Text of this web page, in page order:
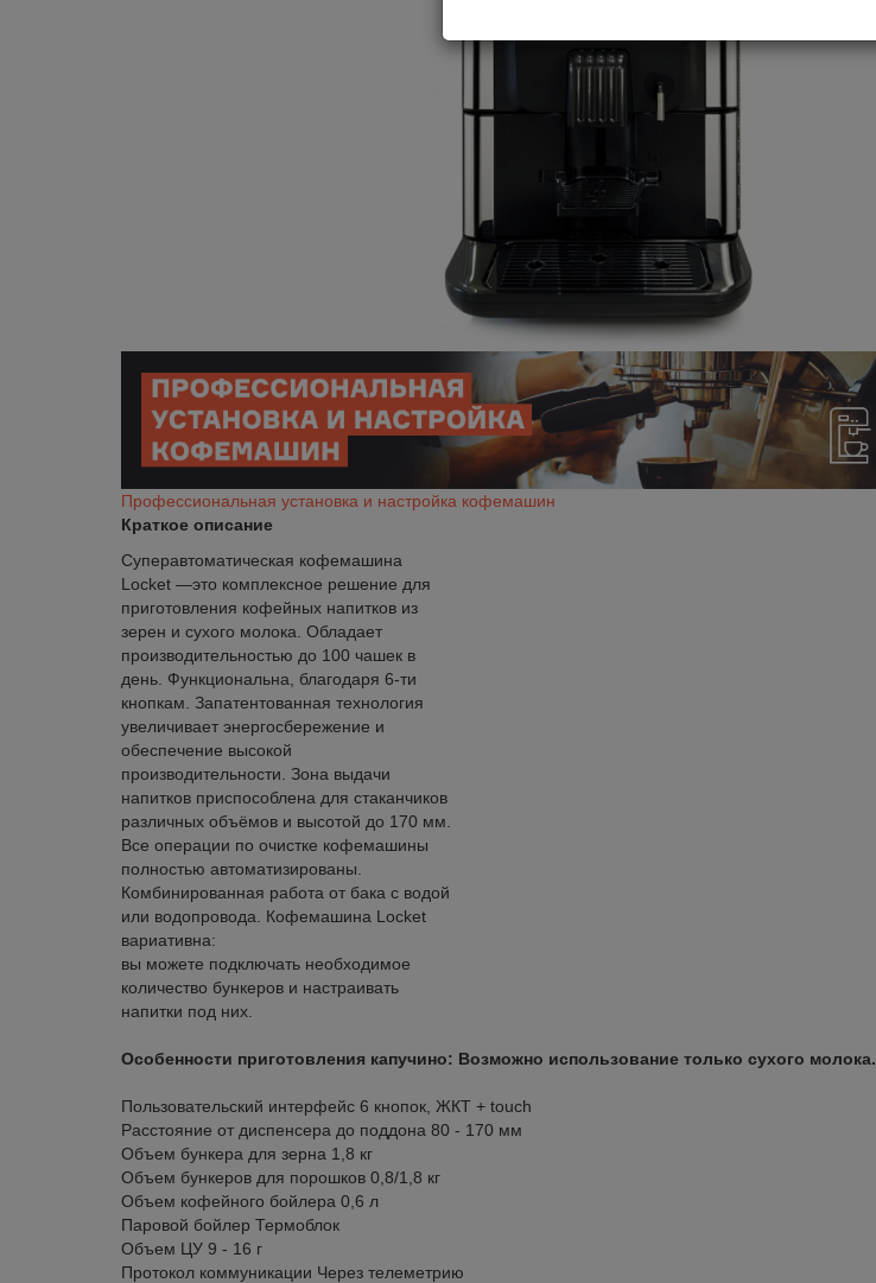
Профессиональная установка и настройка кофемашин
Краткое описание
Суперавтоматическая кофемашина
Locket —это комплексное решение для
приготовления кофейных напитков из
зерен и сухого молока. Обладает
производительностью до 100 чашек в
день. Функциональна, благодаря 6-ти
кнопкам. Запатентованная технология
увеличивает энергосбережение и
обеспечение высокой
производительности. Зона выдачи
напитков приспособлена для стаканчиков
различных объёмов и высотой до 170 мм.
Все операции по очистке кофемашины
полностью автоматизированы.
Комбинированная работа от бака с водой
или водопровода. Кофемашина Locket
вариативна:
вы можете подключать необходимое
количество бункеров и настраивать
напитки под них.
Особенности приготовления капучино: Возможно использование только сухого молока.
Пользовательский интерфейс 6 кнопок, ЖКТ + touch
Расстояние от диспенсера до поддона 80 - 170 мм
Объем бункера для зерна 1,8 кг
Объем бункеров для порошков 0,8/1,8 кг
Объем кофейного бойлера 0,6 л
Паровой бойлер Термоблок
Объем ЦУ 9 - 16 г
Протокол коммуникации Через телеметрию